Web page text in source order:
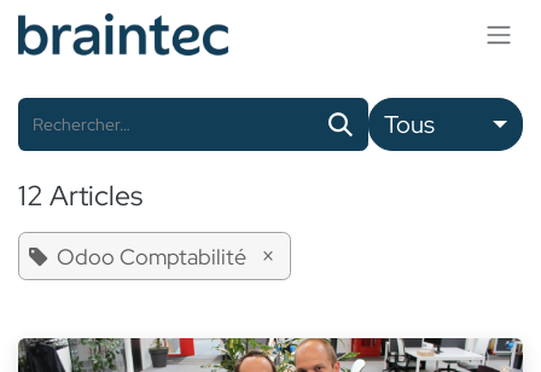
Se rendre au contenu
Tous
12 Articles
Odoo Comptabilité ×